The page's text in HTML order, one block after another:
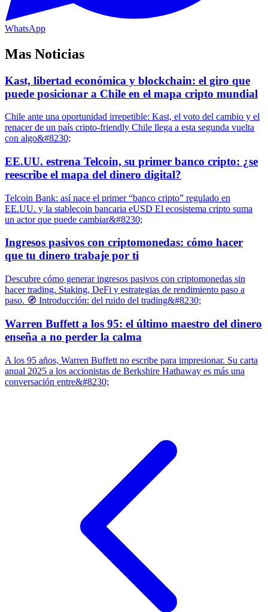
WhatsApp
Mas Noticias
Kast, libertad económica y blockchain: el giro que
puede posicionar a Chile en el mapa cripto mundial
Chile ante una oportunidad irrepetible: Kast, el voto del cambio y el
renacer de un país cripto-friendly Chile llega a esta segunda vuelta
con algo&#8230;
EE.UU. estrena Telcoin, su primer banco cripto: ¿se
reescribe el mapa del dinero digital?
Telcoin Bank: así nace el primer “banco cripto” regulado en
EE.UU. y la stablecoin bancaria eUSD El ecosistema cripto suma
un actor que puede cambiar&#8230;
Ingresos pasivos con criptomonedas: cómo hacer
que tu dinero trabaje por ti
Descubre cómo generar ingresos pasivos con criptomonedas sin
hacer trading. Staking, DeFi y estrategias de rendimiento paso a
paso. 🧭 Introducción: del ruido del trading&#8230;
Warren Buffett a los 95: el último maestro del dinero
enseña a no perder la calma
A los 95 años, Warren Buffett no escribe para impresionar. Su carta
anual 2025 a los accionistas de Berkshire Hathaway es más una
conversación entre&#8230;